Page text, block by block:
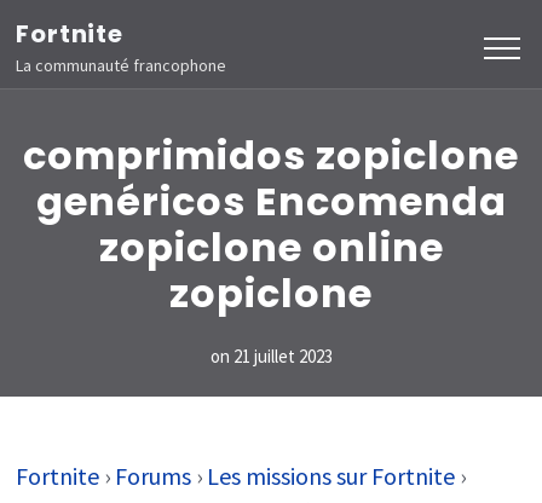
Aller
au
contenu
Entrée)
Fortnite
La communauté francophone
comprimidos zopiclone
genéricos Encomenda
zopiclone online
zopiclone
on 21 juillet 2023
Fortnite › Forums › Les missions sur Fortnite ›